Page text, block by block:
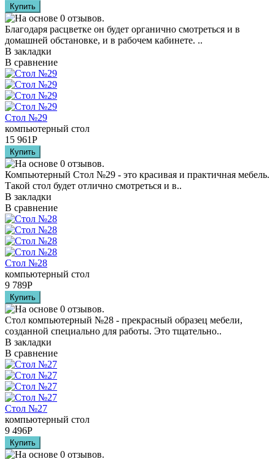
Благодаря расцветке он будет органично смотреться и в
домашней обстановке, и в рабочем кабинете. ..
В закладки
В сравнение
Стол №29
компьютерный стол
15 961Р
Компьютерный Стол №29 - это красивая и практичная мебель.
Такой стол будет отлично смотреться и в..
В закладки
В сравнение
Стол №28
компьютерный стол
9 789Р
Стол компьютерный №28 - прекрасный образец мебели,
созданной специально для работы. Это тщательно..
В закладки
В сравнение
Стол №27
компьютерный стол
9 496Р